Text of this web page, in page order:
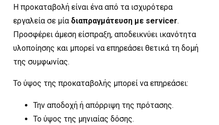
Η προκαταβολή είναι ένα από τα ισχυρότερα
εργαλεία σε μία διαπραγμάτευση με servicer.
Προσφέρει άμεση είσπραξη, αποδεικνύει ικανότητα
υλοποίησης και μπορεί να επηρεάσει θετικά τη δομή
της συμφωνίας.
Το ύψος της προκαταβολής μπορεί να επηρεάσει:
Την αποδοχή ή απόρριψη της πρότασης.
Το ύψος της μηνιαίας δόσης.